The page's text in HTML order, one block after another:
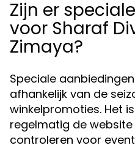
Zijn er
voor Sharaf
Zimaya?
Speciale
afhankelijk van de
winkelpromoties. Het
regelmatig de
controleren voor